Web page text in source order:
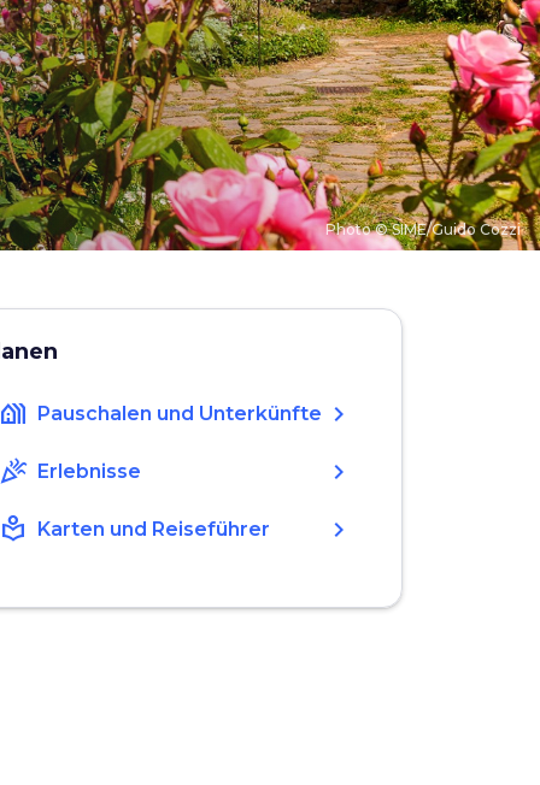
Photo © SIME/Guido Cozzi
holiday_village Pauschalen und Unterkünfte chevron_right
celebration Erlebnisse chevron_right
local_library Karten und Reiseführer chevron_right